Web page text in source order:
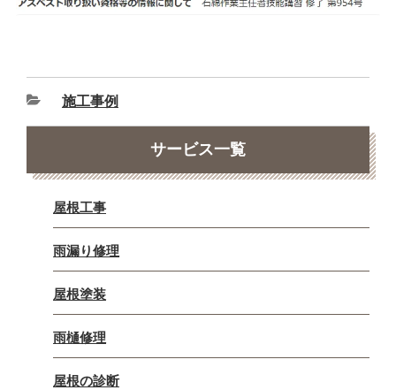
施工事例
サービス一覧
屋根工事
雨漏り修理
屋根塗装
雨樋修理
屋根の診断